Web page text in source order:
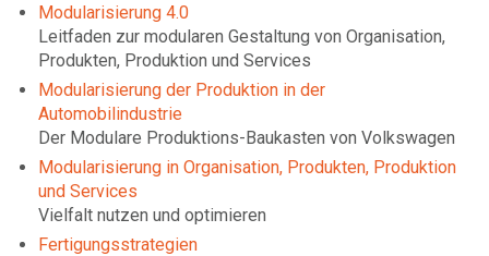
Modularisierung 4.0
Leitfaden zur modularen Gestaltung von Organisation,
Produkten, Produktion und Services
Modularisierung der Produktion in der
Automobilindustrie
Der Modulare Produktions-Baukasten von Volkswagen
Modularisierung in Organisation, Produkten, Produktion
und Services
Vielfalt nutzen und optimieren
Fertigungsstrategien